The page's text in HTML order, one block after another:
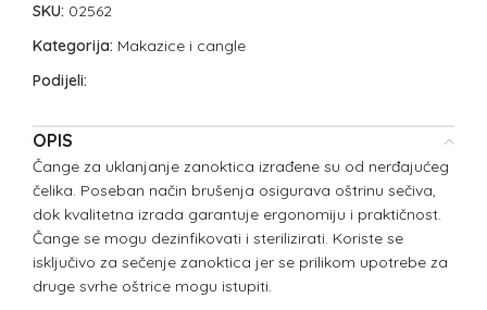
SKU: 02562
Kategorija: Makazice i cangle
Podijeli:
OPIS
Čange za uklanjanje zanoktica izrađene su od nerđajućeg
čelika. Poseban način brušenja osigurava oštrinu sečiva,
dok kvalitetna izrada garantuje ergonomiju i praktičnost.
Čange se mogu dezinfikovati i sterilizirati. Koriste se
isključivo za sečenje zanoktica jer se prilikom upotrebe za
druge svrhe oštrice mogu istupiti.